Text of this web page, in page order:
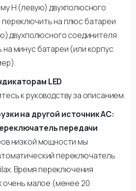
Н (левую) двухполюсного
на плюс батареи
двухполюсного соединителя
минус батареи (или корпус
LED
к руководству за описанием.
на другой источник АС:
передачи
низкой мощности мы
переключатель
Время переключения
очень малое (менее 20